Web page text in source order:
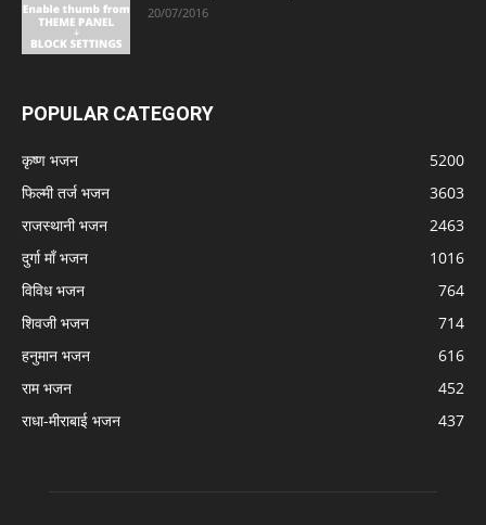
20/07/2016
POPULAR CATEGORY
कृष्ण भजन
5200
फिल्मी तर्ज भजन
3603
राजस्थानी भजन
2463
दुर्गा माँ भजन
1016
विविध भजन
764
शिवजी भजन
714
हनुमान भजन
616
राम भजन
452
राधा-मीराबाई भजन
437